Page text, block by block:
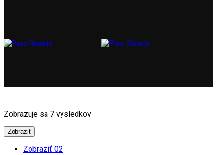
Zobrazuje sa 7 výsledkov
Zobraziť
Zobraziť 02